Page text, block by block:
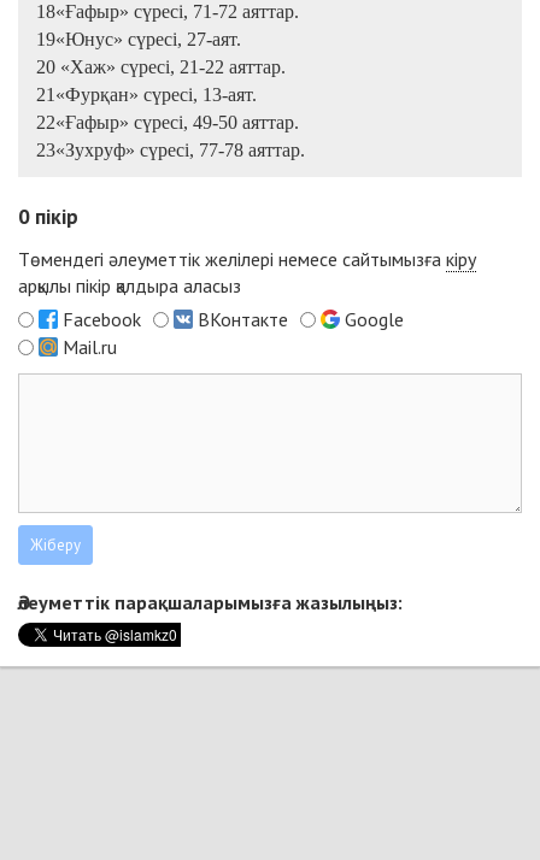
18«Ғафыр» сүресі, 71-72 аяттар.
19«Юнус» сүресі, 27-аят.
20 «Хаж» сүресі, 21-22 аяттар.
21«Фурқан» сүресі, 13-аят.
22«Ғафыр» сүресі, 49-50 аяттар.
23«Зухруф» сүресі, 77-78 аяттар.
0 пікір
Төмендегі әлеуметтік желілері немесе сайтымызға кіру
арқылы пікір қалдыра аласыз
Facebook
ВКонтакте
Google
Mail.ru
Әлеуметтік парақшаларымызға жазылыңыз: